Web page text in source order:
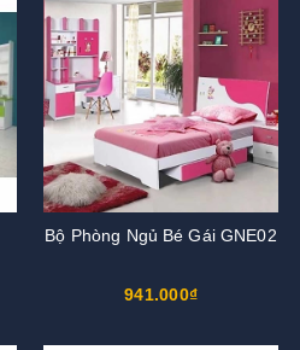
Bộ Phòng Ngủ Bé Gái GNE02
941.000₫